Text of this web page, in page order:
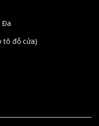
Đa
tô đỗ cửa)